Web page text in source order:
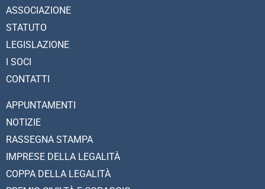
ASSOCIAZIONE
STATUTO
LEGISLAZIONE
I SOCI
CONTATTI
APPUNTAMENTI
NOTIZIE
RASSEGNA STAMPA
IMPRESE DELLA LEGALITÀ
COPPA DELLA LEGALITÀ